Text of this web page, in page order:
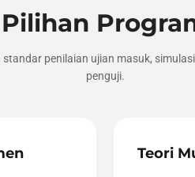
Pilihan
penilaian ujian masuk,
penguji.
Teori